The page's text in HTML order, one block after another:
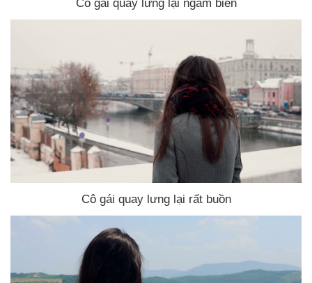
Cô gái quay lưng lại ngắm biển
Cô gái quay lưng lại rất buồn